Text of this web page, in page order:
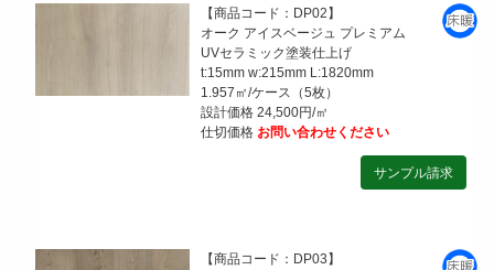
【商品コード：DP02】
オーク アイスベージュ プレミアム
UVセラミック塗装仕上げ
t:15mm w:215mm L:1820mm
1.957㎡/ケース（5枚）
設計価格 24,500円/㎡
仕切価格 お問い合わせください
【商品コード：DP03】